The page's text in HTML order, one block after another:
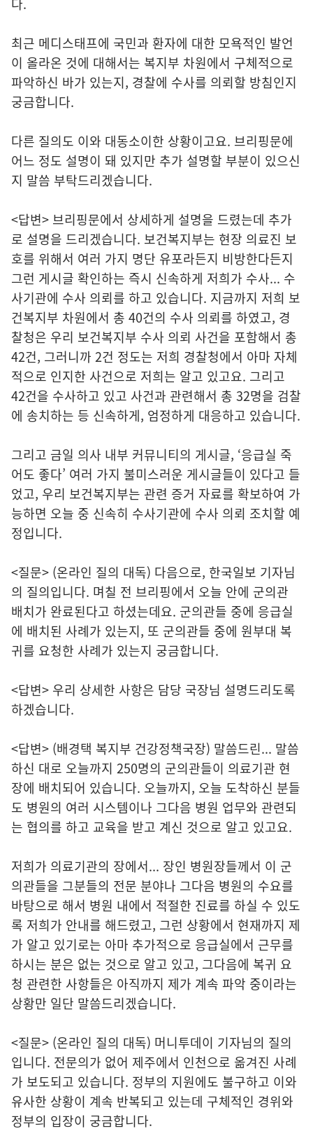
최근 메디스태프에 국민과 환자에 대한 모욕적인 발언
이 올라온 것에 대해서는 복지부 차원에서 구체적으로
파악하신 바가 있는지, 경찰에 수사를 의뢰할 방침인지
궁금합니다.
다른 질의도 이와 대동소이한 상황이고요. 브리핑문에
어느 정도 설명이 돼 있지만 추가 설명할 부분이 있으신
지 말씀 부탁드리겠습니다.
<답변> 브리핑문에서 상세하게 설명을 드렸는데 추가
로 설명을 드리겠습니다. 보건복지부는 현장 의료진 보
호를 위해서 여러 가지 명단 유포라든지 비방한다든지
그런 게시글 확인하는 즉시 신속하게 저희가 수사... 수
사기관에 수사 의뢰를 하고 있습니다. 지금까지 저희 보
건복지부 차원에서 총 40건의 수사 의뢰를 하였고, 경
찰청은 우리 보건복지부 수사 의뢰 사건을 포함해서 총
42건, 그러니까 2건 정도는 저희 경찰청에서 아마 자체
적으로 인지한 사건으로 저희는 알고 있고요. 그리고
42건을 수사하고 있고 사건과 관련해서 총 32명을 검찰
에 송치하는 등 신속하게, 엄정하게 대응하고 있습니다.
그리고 금일 의사 내부 커뮤니티의 게시글, ‘응급실 죽
어도 좋다’ 여러 가지 불미스러운 게시글들이 있다고 들
었고, 우리 보건복지부는 관련 증거 자료를 확보하여 가
능하면 오늘 중 신속히 수사기관에 수사 의뢰 조치할 예
정입니다.
<질문> (온라인 질의 대독) 다음으로, 한국일보 기자님
의 질의입니다. 며칠 전 브리핑에서 오늘 안에 군의관
배치가 완료된다고 하셨는데요. 군의관들 중에 응급실
에 배치된 사례가 있는지, 또 군의관들 중에 원부대 복
귀를 요청한 사례가 있는지 궁금합니다.
<답변> 우리 상세한 사항은 담당 국장님 설명드리도록
하겠습니다.
<답변> (배경택 복지부 건강정책국장) 말씀드린... 말씀
하신 대로 오늘까지 250명의 군의관들이 의료기관 현
장에 배치되어 있습니다. 오늘까지, 오늘 도착하신 분들
도 병원의 여러 시스템이나 그다음 병원 업무와 관련되
는 협의를 하고 교육을 받고 계신 것으로 알고 있고요.
저희가 의료기관의 장에서... 장인 병원장들께서 이 군
의관들을 그분들의 전문 분야나 그다음 병원의 수요를
바탕으로 해서 병원 내에서 적절한 진료를 하실 수 있도
록 저희가 안내를 해드렸고, 그런 상황에서 현재까지 제
가 알고 있기로는 아마 추가적으로 응급실에서 근무를
하시는 분은 없는 것으로 알고 있고, 그다음에 복귀 요
청 관련한 사항들은 아직까지 제가 계속 파악 중이라는
상황만 일단 말씀드리겠습니다.
<질문> (온라인 질의 대독) 머니투데이 기자님의 질의
입니다. 전문의가 없어 제주에서 인천으로 옮겨진 사례
가 보도되고 있습니다. 정부의 지원에도 불구하고 이와
유사한 상황이 계속 반복되고 있는데 구체적인 경위와
정부의 입장이 궁금합니다.